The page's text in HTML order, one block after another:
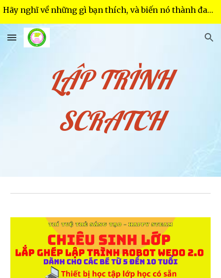
Hãy nghĩ về những gì bạn thích, và biến nó thành đam mê
LẬP TRÌNH
SCRATCH